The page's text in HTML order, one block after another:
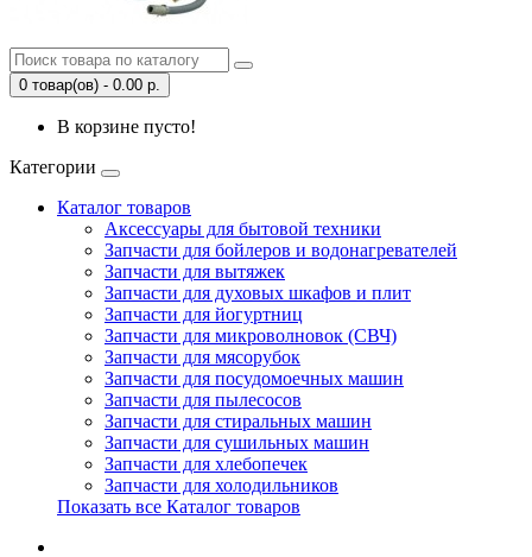
0 товар(ов) - 0.00 р.
В корзине пусто!
Категории
Каталог товаров
Аксессуары для бытовой техники
Запчасти для бойлеров и водонагревателей
Запчасти для вытяжек
Запчасти для духовых шкафов и плит
Запчасти для йогуртниц
Запчасти для микроволновок (СВЧ)
Запчасти для мясорубок
Запчасти для посудомоечных машин
Запчасти для пылесосов
Запчасти для стиральных машин
Запчасти для сушильных машин
Запчасти для хлебопечек
Запчасти для холодильников
Показать все Каталог товаров